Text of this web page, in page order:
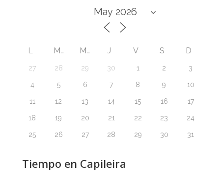
L M M J V S D
27 28 29 30 1 2 3
4 5 6 7 8 9 10
11 12 13 14 15 16 17
18 19 20 21 22 23 24
25 26 27 28 29 30 31
Tiempo en Capileira